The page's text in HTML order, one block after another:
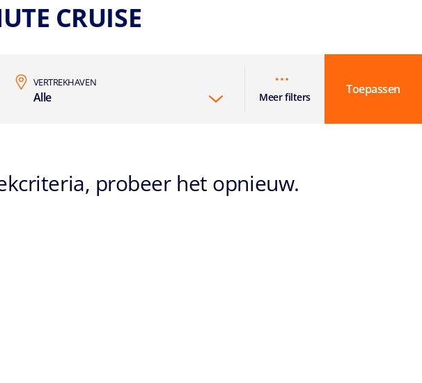
CRUISE
VERTREKHAVEN
Alle Meer filters Toepassen
probeer het opnieuw.